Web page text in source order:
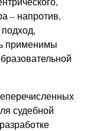
– напротив,
применимы
судебной